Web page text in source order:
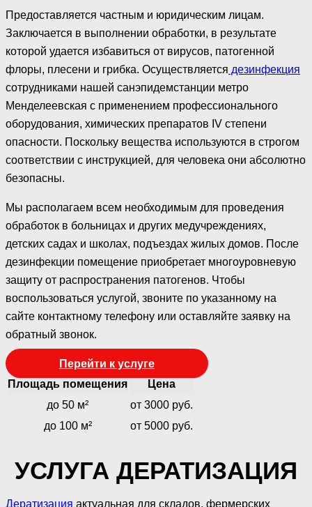
Предоставляется частным и юридическим лицам.
Заключается в выполнении обработки, в результате
которой удается избавиться от вирусов, патогенной
флоры, плесени и грибка. Осуществляется дезинфекция
сотрудниками нашей санэпидемстанции метро
Менделеевская с применением профессионального
оборудования, химических препаратов IV степени
опасности. Поскольку вещества используются в строгом
соответствии с инструкцией, для человека они абсолютно
безопасны.
Мы располагаем всем необходимым для проведения
обработок в больницах и других медучреждениях,
детских садах и школах, подъездах жилых домов. После
дезинфекции помещение приобретает многоуровневую
защиту от распространения патогенов. Чтобы
воспользоваться услугой, звоните по указанному на
сайте контактному телефону или оставляйте заявку на
обратный звонок.
Перейти к услуге
Площадь помещения
Цена
до 50 м²
от 3000 руб.
до 100 м²
от 5000 руб.
УСЛУГА ДЕРАТИЗАЦИЯ
Дератизация актуальная для складов, фермерских